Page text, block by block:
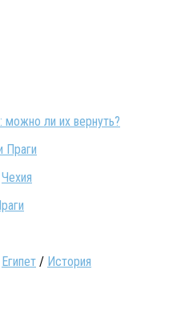
можно ли их вернуть?
Чехия
Египет / История